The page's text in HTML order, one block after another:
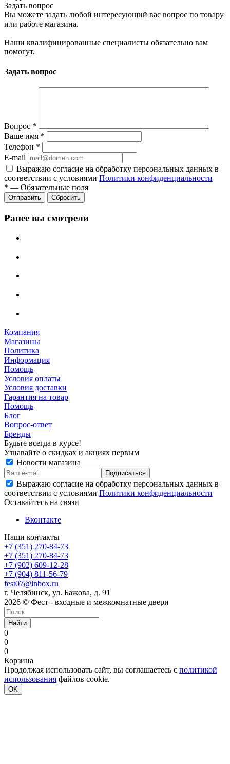
Задать вопрос
Вы можете задать любой интересующий вас вопрос по товару
или работе магазина.
Наши квалифицированные специалисты обязательно вам
помогут.
Задать вопрос
Вопрос *
Ваше имя *
Телефон *
E-mail
Выражаю согласие на обработку персональных данных в
соответствии с условиями Политики конфиденциальности
* — Обязательные поля
Отправить Сбросить
Ранее вы смотрели
Компания
Магазины
Политика
Информация
Помощь
Условия оплаты
Условия доставки
Гарантия на товар
Помощь
Блог
Вопрос-ответ
Бренды
Будьте всегда в курсе!
Узнавайте о скидках и акциях первым
Новости магазина
Выражаю согласие на обработку персональных данных в
соответствии с условиями Политики конфиденциальности
Оставайтесь на связи
Вконтакте
Наши контакты
+7 (351) 270-84-73
+7 (351) 270-84-73
+7 (902) 609-12-28
+7 (904) 811-56-79
fest07@inbox.ru
г. Челябинск, ул. Бажова, д. 91
2026 © Фест - входные и межкомнатные двери
Найти
0
0
0
Корзина
Продолжая использовать сайт, вы соглашаетесь с политикой
использования файлов cookie.
OK